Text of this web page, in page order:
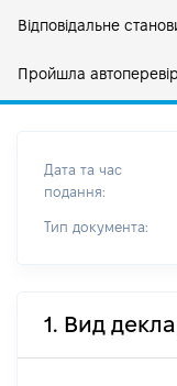
Відповідальне
Пройшла
Дата та час
подання:
Тип документа:
1. Вид